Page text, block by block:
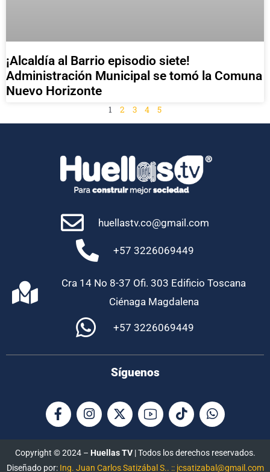
¡Alcaldía al Barrio episodio siete!
Administración Municipal se tomó la Comuna
Nuevo Horizonte
1 2 3 4 5
huellastv.co@gmail.com
+57 3226069449
Cra 14 No 8-37 Ofi. 303 Edificio Toscana
Ciénaga Magdalena
+57 3226069449
Síguenos
Copyright © 2024 – Huellas TV| Todos los derechos reservados.
Diseñado por: Ing. Juan Carlos Satizábal S.. :: jcsatizabal@gmail.com